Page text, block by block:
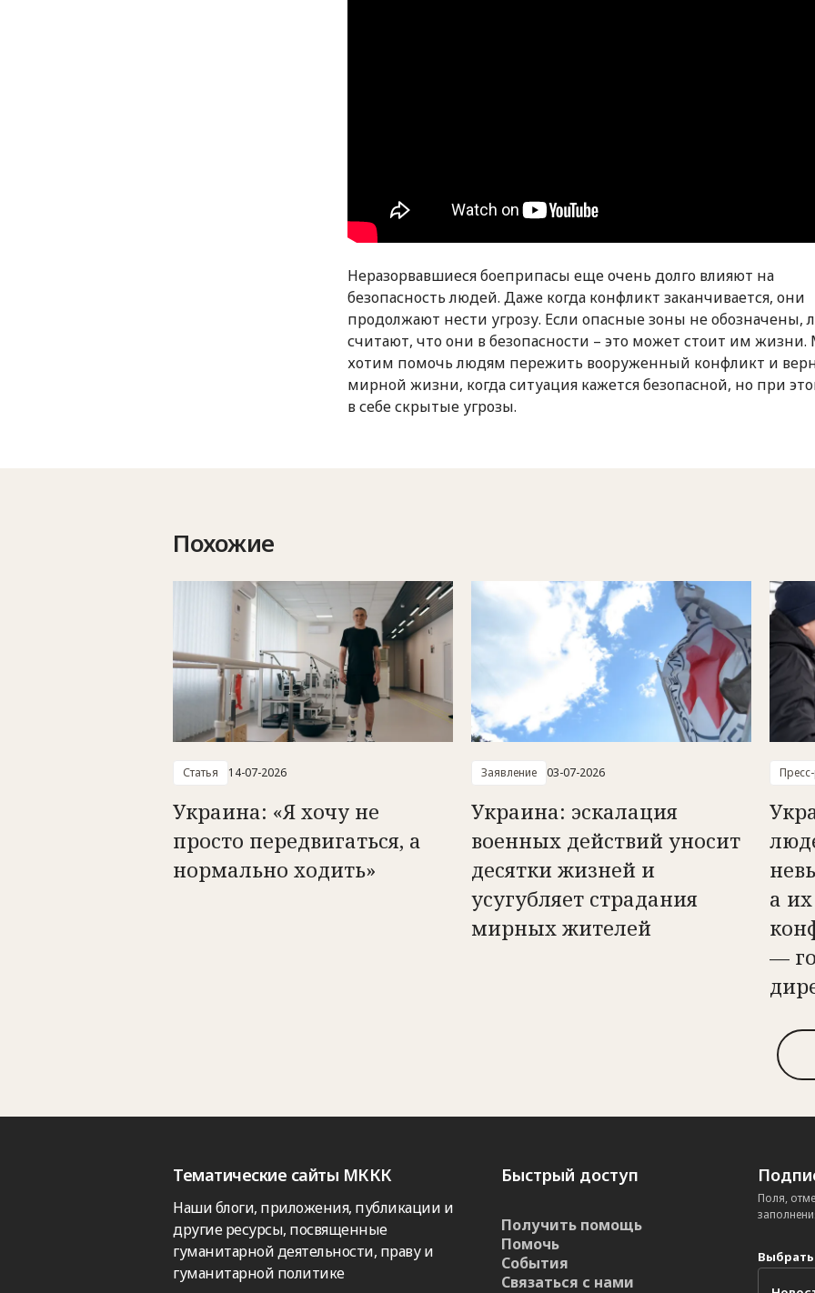
Неразорвавшиеся боеприпасы еще очень долго влияют на
безопасность людей. Даже когда конфликт заканчивается, они
продолжают нести угрозу. Если опасные зоны не обозначены,
считают, что они в безопасности – это может стоит им
хотим помочь людям пережить вооруженный конфликт и
мирной жизни, когда ситуация кажется безопасной, но при
в себе скрытые угрозы.
Похожие
Статья 14-07-2026
Украина: «Я хочу не
просто передвигаться, а
нормально ходить»
Заявление 03-07-2026
Украина: эскалация
военных действий уносит
десятки жизней и
усугубляет страдания
мирных жителей
а
—
Тематические сайты МККК
Наши блоги, приложения, публикации и
другие ресурсы, посвященные
гуманитарной деятельности, праву и
гуманитарной политике
Быстрый доступ
Получить помощь
Помочь
События
Связаться с нами
Поля,